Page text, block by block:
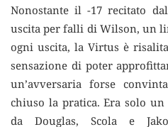
Nonostante il -17 recitato
uscita per falli di Wilson, un
ogni uscita, la Virtus è
sensazione di poter
un’avversaria forse
chiuso la pratica. Era solo
da Douglas, Scola e